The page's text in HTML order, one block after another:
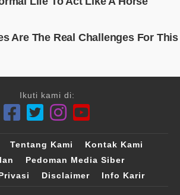
Ikuti kami di:
Tentang Kami
Kontak Kami
Pedoman Media Siber
Disclaimer Info Karir